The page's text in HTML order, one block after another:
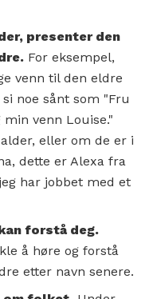
presenter den
For eksempel,
venn til den eldre
noe sånt som "Fru
min venn Louise."
eller om de er i
dette er Alexa fra
har jobbet med et
forstå deg.
å høre og forstå
etter navn senere.